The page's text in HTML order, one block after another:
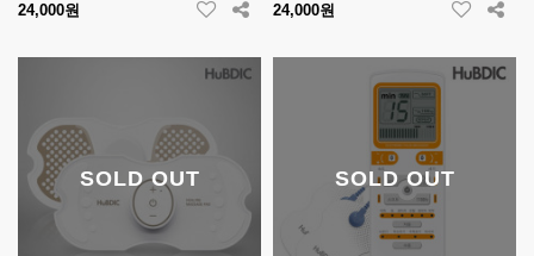
24,000원 24,000원
SOLD OUT SOLD OUT